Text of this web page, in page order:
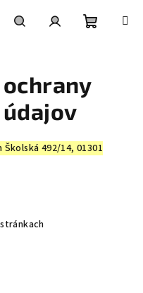
košík
492/14, 01301